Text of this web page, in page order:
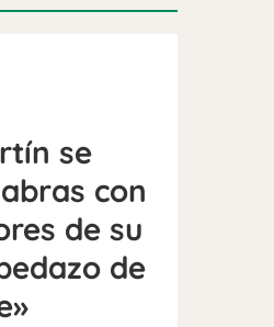
se
con
de su
de